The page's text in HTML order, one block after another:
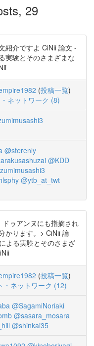
29
紹介ですよ CiNii 論文 -
実験とそのさまざまな
(投稿一覧)
ネットワーク (8)
@sterenly
@KDD
@ytb_at_twt
ゥアンヌにも指摘され
かります。> CiNii 論
よる実験とそのさまざ
(投稿一覧)
・ネットワーク (12)
@SagamiNoriaki
@sasara_mosara
@shinkai35